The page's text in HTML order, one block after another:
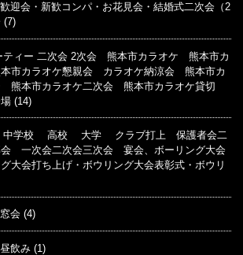
会・新歓コンパ・お花見会・結婚式二次会（2
(7)
ィー 二次会 2次会 熊本市カラオケ 熊本市カ
市カラオケ懇親会 カラオケ納涼会 熊本市カ
熊本市カラオケ二次会 熊本市カラオケ貸切
(14)
学校 高校 大学 クラブ打上 保護者会二
一次会二次会三次会 宴会、ボーリング大会
大会打ち上げ・ボウリング大会表彰式・ボウリ
会 (4)
飲み (1)